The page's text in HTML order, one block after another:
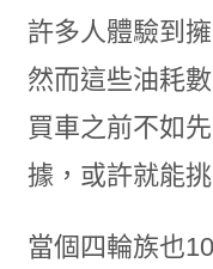
許多人體驗到
然而這些油耗
買車之前不如
據，或許就能
當個四輪族也